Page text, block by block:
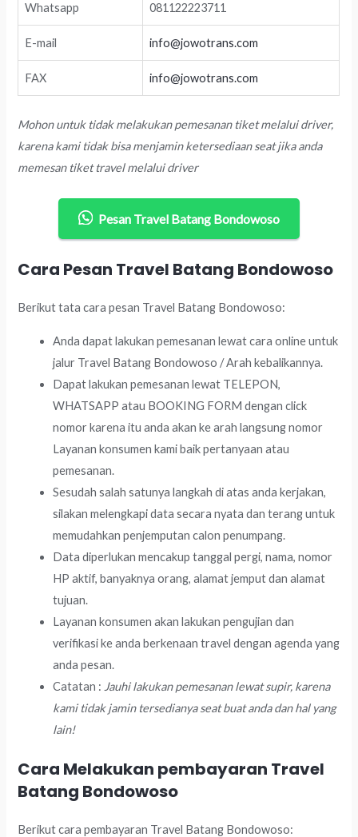
Whatsapp 081122223711
E-mail info@jowotrans.com
FAX info@jowotrans.com
Mohon untuk tidak melakukan pemesanan tiket melalui driver,
karena kami tidak bisa menjamin ketersediaan seat jika anda
memesan tiket travel melalui driver
Pesan Travel Batang Bondowoso
Cara Pesan Travel Batang Bondowoso
Berikut tata cara pesan Travel Batang Bondowoso:
Anda dapat lakukan pemesanan lewat cara online untuk
jalur Travel Batang Bondowoso / Arah kebalikannya.
Dapat lakukan pemesanan lewat TELEPON,
WHATSAPP atau BOOKING FORM dengan click
nomor karena itu anda akan ke arah langsung nomor
Layanan konsumen kami baik pertanyaan atau
pemesanan.
Sesudah salah satunya langkah di atas anda kerjakan,
silakan melengkapi data secara nyata dan terang untuk
memudahkan penjemputan calon penumpang.
Data diperlukan mencakup tanggal pergi, nama, nomor
HP aktif, banyaknya orang, alamat jemput dan alamat
tujuan.
Layanan konsumen akan lakukan pengujian dan
verifikasi ke anda berkenaan travel dengan agenda yang
anda pesan.
Catatan : Jauhi lakukan pemesanan lewat supir, karena
kami tidak jamin tersedianya seat buat anda dan hal yang
lain!
Cara Melakukan pembayaran Travel
Batang Bondowoso
Berikut cara pembayaran Travel Batang Bondowoso: